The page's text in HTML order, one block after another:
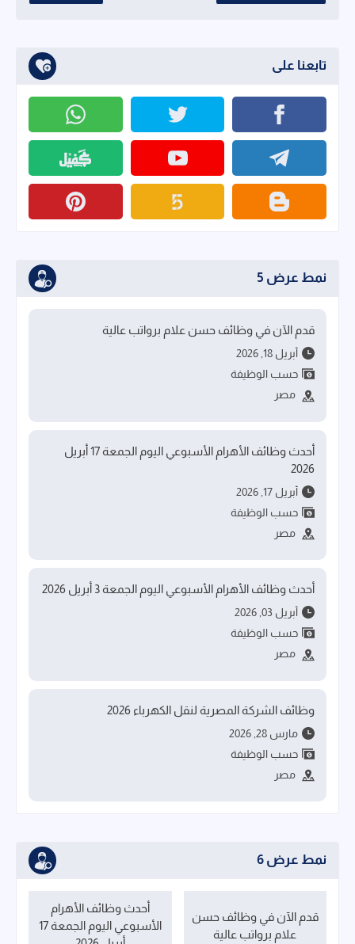
تابعنا على
نمط عرض 5
قدم الآن في وظائف حسن علام برواتب عالية
أبريل 18, 2026
حسب الوظيفة
مصر
أحدث وظائف الأهرام الأسبوعي اليوم الجمعة 17 أبريل
2026
أبريل 17, 2026
حسب الوظيفة
مصر
أحدث وظائف الأهرام الأسبوعي اليوم الجمعة 3 أبريل 2026
أبريل 03, 2026
حسب الوظيفة
مصر
وظائف الشركة المصرية لنقل الكهرباء 2026
مارس 28, 2026
حسب الوظيفة
مصر
نمط عرض 6
قدم الآن في وظائف حسن
علام برواتب عالية
أحدث وظائف الأهرام
الأسبوعي اليوم الجمعة 17